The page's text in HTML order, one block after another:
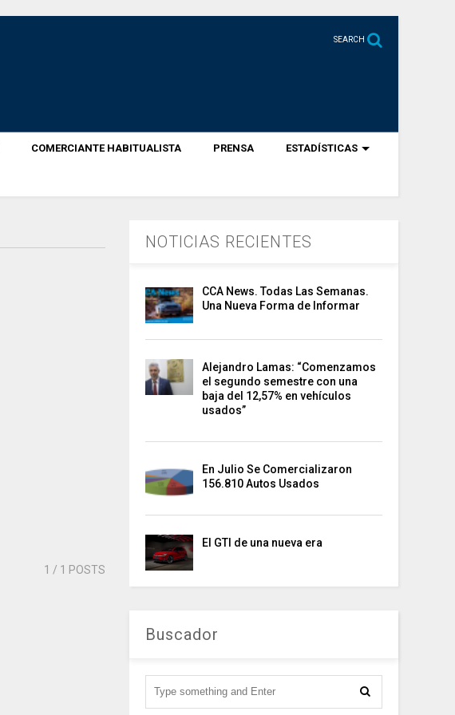
SEARCH
COMERCIANTE HABITUALISTA PRENSA ESTADÍSTICAS
1 / 1 POSTS
NOTICIAS RECIENTES
CCA News. Todas Las Semanas.
Una Nueva Forma de Informar
Alejandro Lamas: “Comenzamos
el segundo semestre con una
baja del 12,57% en vehículos
usados”
En Julio Se Comercializaron
156.810 Autos Usados
El GTI de una nueva era
Buscador